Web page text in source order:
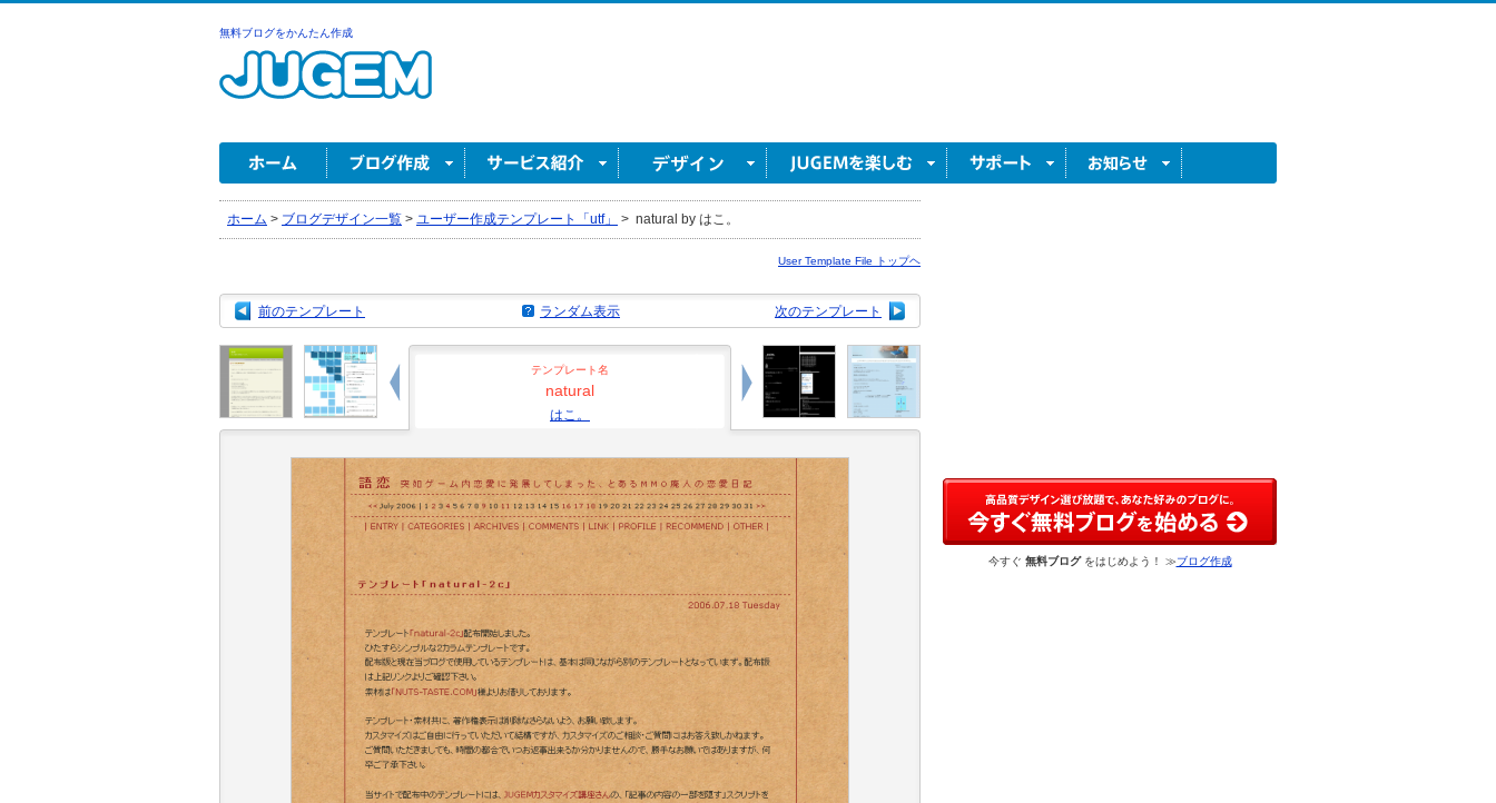
無料ブログをかんたん作成
ホーム > ブログデザイン一覧 > ユーザー作成テンプレート「utf」 > natural by はこ。
User Template File トップヘ
前のテンプレート 次のテンプレート
ランダム表示
テンプレート名
natural
はこ。
今すぐ 無料ブログをはじめよう！ ≫ブログ作成